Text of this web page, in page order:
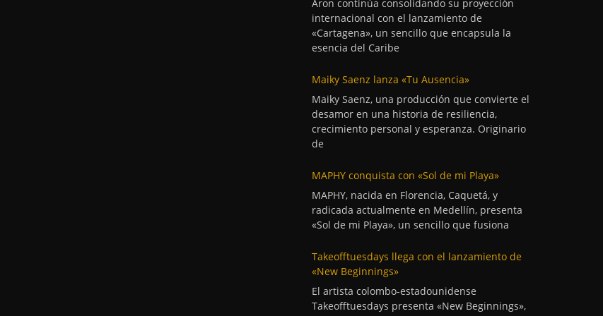
Aron continúa consolidando su proyección
internacional con el lanzamiento de
«Cartagena», un sencillo que encapsula la
esencia del Caribe
Maiky Saenz lanza «Tu Ausencia»
Maiky Saenz, una producción que convierte el
desamor en una historia de resiliencia,
crecimiento personal y esperanza. Originario
de
MAPHY conquista con «Sol de mi Playa»
MAPHY, nacida en Florencia, Caquetá, y
radicada actualmente en Medellín, presenta
«Sol de mi Playa», un sencillo que fusiona
Takeofftuesdays llega con el lanzamiento de
«New Beginnings»
El artista colombo-estadounidense
Takeofftuesdays presenta «New Beginnings»,